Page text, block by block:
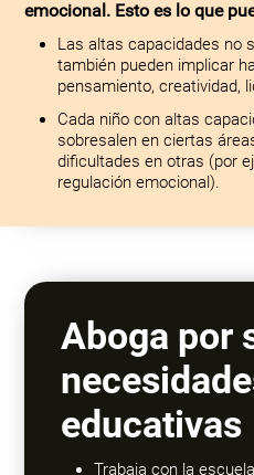
emocional. Esto es lo que
Las altas capacidades no
también pueden implicar
pensamiento, creatividad,
Cada niño con altas
sobresalen en ciertas
dificultades en otras (por
regulación emocional).
Aboga por
educativas
Trabaja con la